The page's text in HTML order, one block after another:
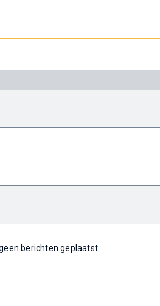
berichten geplaatst.